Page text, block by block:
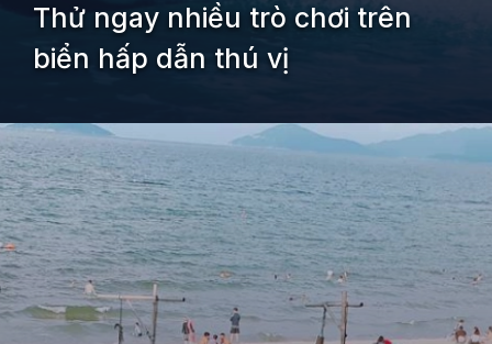
Thử ngay nhiều trò chơi trên
biển hấp dẫn thú vị
Đang mở https://kiemvieclam.vn/bai-bien-an-bang